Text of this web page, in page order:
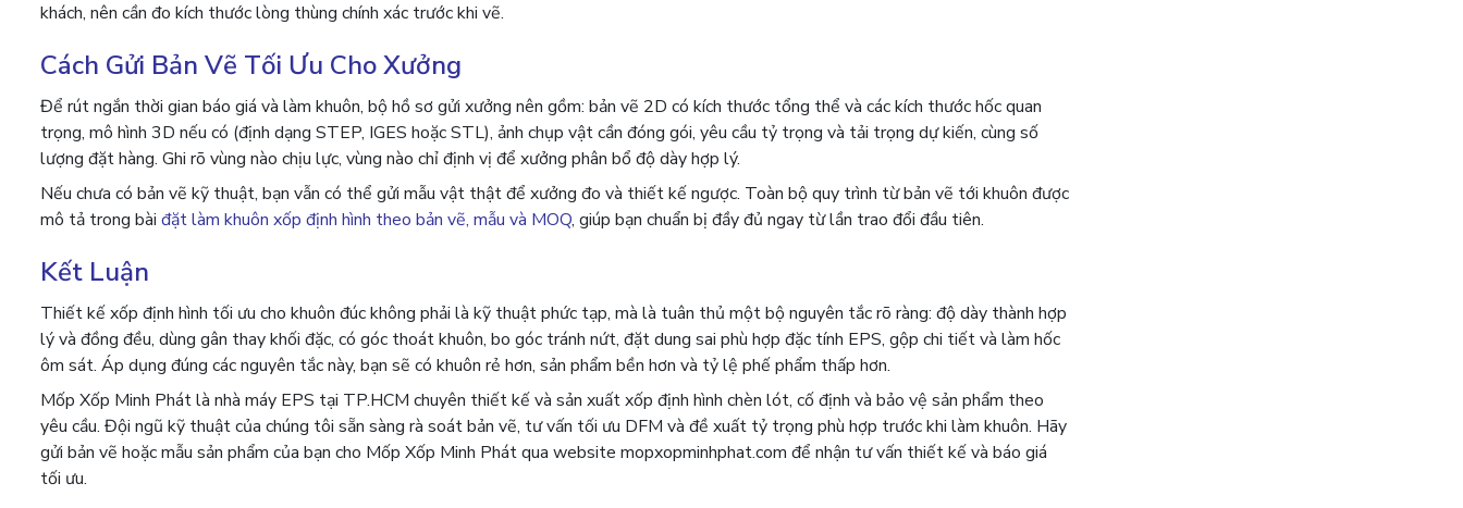
khách, nên cần đo kích thước lòng thùng chính xác trước khi vẽ.
Cách Gửi Bản Vẽ Tối Ưu Cho Xưởng
Để rút ngắn thời gian báo giá và làm khuôn, bộ hồ sơ gửi xưởng nên gồm: bản vẽ 2D có kích thước tổng thể và các kích thước hốc quan
trọng, mô hình 3D nếu có (định dạng STEP, IGES hoặc STL), ảnh chụp vật cần đóng gói, yêu cầu tỷ trọng và tải trọng dự kiến, cùng số
lượng đặt hàng. Ghi rõ vùng nào chịu lực, vùng nào chỉ định vị để xưởng phân bổ độ dày hợp lý.
Nếu chưa có bản vẽ kỹ thuật, bạn vẫn có thể gửi mẫu vật thật để xưởng đo và thiết kế ngược. Toàn bộ quy trình từ bản vẽ tới khuôn được
mô tả trong bài đặt làm khuôn xốp định hình theo bản vẽ, mẫu và MOQ, giúp bạn chuẩn bị đầy đủ ngay từ lần trao đổi đầu tiên.
Kết Luận
Thiết kế xốp định hình tối ưu cho khuôn đúc không phải là kỹ thuật phức tạp, mà là tuân thủ một bộ nguyên tắc rõ ràng: độ dày thành hợp
lý và đồng đều, dùng gân thay khối đặc, có góc thoát khuôn, bo góc tránh nứt, đặt dung sai phù hợp đặc tính EPS, gộp chi tiết và làm hốc
ôm sát. Áp dụng đúng các nguyên tắc này, bạn sẽ có khuôn rẻ hơn, sản phẩm bền hơn và tỷ lệ phế phẩm thấp hơn.
Mốp Xốp Minh Phát là nhà máy EPS tại TP.HCM chuyên thiết kế và sản xuất xốp định hình chèn lót, cố định và bảo vệ sản phẩm theo
yêu cầu. Đội ngũ kỹ thuật của chúng tôi sẵn sàng rà soát bản vẽ, tư vấn tối ưu DFM và đề xuất tỷ trọng phù hợp trước khi làm khuôn. Hãy
gửi bản vẽ hoặc mẫu sản phẩm của bạn cho Mốp Xốp Minh Phát qua website mopxopminhphat.com để nhận tư vấn thiết kế và báo giá
tối ưu.